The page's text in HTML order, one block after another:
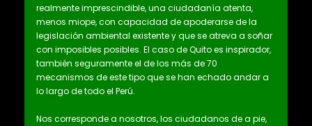
realmente imprescindible, una ciudadanía atenta,
menos miope, con capacidad de apoderarse de la
legislación ambiental existente y que se atreva a soñar
con imposibles posibles. El caso de Quito es inspirador,
también seguramente el de los más de 70
mecanismos de este tipo que se han echado andar a
lo largo de todo el Perú.
Nos corresponde a nosotros, los ciudadanos de a pie,